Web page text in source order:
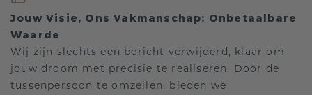
Jouw Visie, Ons Vakmanschap: Onbetaalbare
Waarde
Wij zijn slechts een bericht verwijderd, klaar om
jouw droom met precisie te realiseren. Door de
tussenpersoon te omzeilen, bieden we